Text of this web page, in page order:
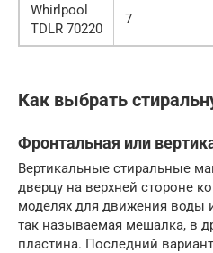
Whirlpool
TDLR 70220
7
Как выбрать
Фронтальная или
Вертикальные стиральные
дверцу на верхней стороне
моделях для движения воды
так называемая мешалка, в
пластина. Последний